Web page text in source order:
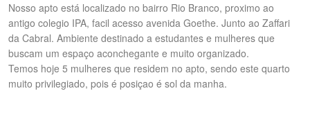
Nosso apto está localizado no bairro Rio Branco, proximo ao
antigo colegio IPA, facil acesso avenida Goethe. Junto ao Zaffari
da Cabral. Ambiente destinado a estudantes e mulheres que
buscam um espaço aconchegante e muito organizado.
Temos hoje 5 mulheres que residem no apto, sendo este quarto
muito privilegiado, pois é posiçao é sol da manha.